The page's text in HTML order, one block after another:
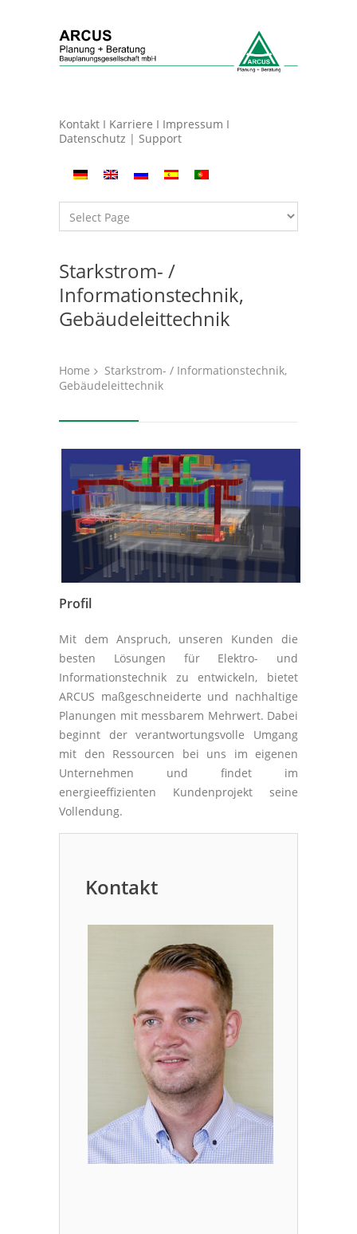
Kontakt I Karriere I Impressum I
Datenschutz | Support
Starkstrom- /
Informationstechnik,
Gebäudeleittechnik
Home
Starkstrom- / Informationstechnik,
Gebäudeleittechnik
Profil
Mit dem Anspruch, unseren Kunden die
besten Lösungen für Elektro- und
Informationstechnik zu entwickeln, bietet
ARCUS maßgeschneiderte und nachhaltige
Planungen mit messbarem Mehrwert. Dabei
beginnt der verantwortungsvolle Umgang
mit den Ressourcen bei uns im eigenen
Unternehmen und findet im
energieeffizienten Kundenprojekt seine
Vollendung.
Kontakt